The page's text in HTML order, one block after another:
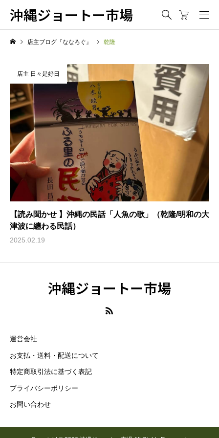
沖縄ジョートー市場
店主ブログ『ななろぐ』 乾隆
【読み聞かせ 】沖縄の民話「人魚の歌」（乾隆/明和の大
津波に纏わる民話）
2025.02.19
店主 日々是好日
沖縄ジョートー市場
運営会社
お支払・送料・配送について
特定商取引法に基づく表記
プライバシーポリシー
お問い合わせ